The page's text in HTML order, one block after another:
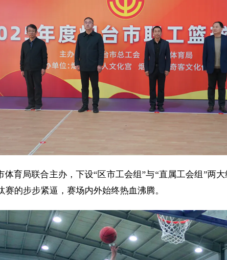
育局联合主办，下设“区市工会组”与“直属工会组”两
的步步紧逼，赛场内外始终热血沸腾。